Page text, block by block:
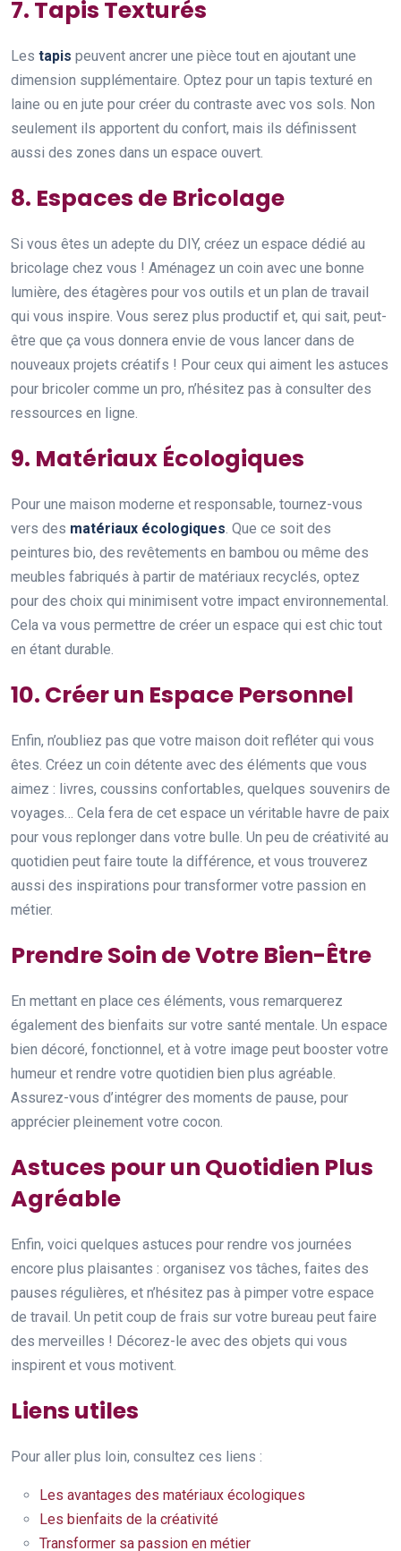
7. Tapis Texturés
Les tapis peuvent ancrer une pièce tout en ajoutant une
dimension supplémentaire. Optez pour un tapis texturé en
laine ou en jute pour créer du contraste avec vos sols. Non
seulement ils apportent du confort, mais ils définissent
aussi des zones dans un espace ouvert.
8. Espaces de Bricolage
Si vous êtes un adepte du DIY, créez un espace dédié au
bricolage chez vous ! Aménagez un coin avec une bonne
lumière, des étagères pour vos outils et un plan de travail
qui vous inspire. Vous serez plus productif et, qui sait, peut-
être que ça vous donnera envie de vous lancer dans de
nouveaux projets créatifs ! Pour ceux qui aiment les astuces
pour bricoler comme un pro, n’hésitez pas à consulter des
ressources en ligne.
9. Matériaux Écologiques
Pour une maison moderne et responsable, tournez-vous
vers des matériaux écologiques. Que ce soit des
peintures bio, des revêtements en bambou ou même des
meubles fabriqués à partir de matériaux recyclés, optez
pour des choix qui minimisent votre impact environnemental.
Cela va vous permettre de créer un espace qui est chic tout
en étant durable.
10. Créer un Espace Personnel
Enfin, n’oubliez pas que votre maison doit refléter qui vous
êtes. Créez un coin détente avec des éléments que vous
aimez : livres, coussins confortables, quelques souvenirs de
voyages… Cela fera de cet espace un véritable havre de paix
pour vous replonger dans votre bulle. Un peu de créativité au
quotidien peut faire toute la différence, et vous trouverez
aussi des inspirations pour transformer votre passion en
métier.
Prendre Soin de Votre Bien-Être
En mettant en place ces éléments, vous remarquerez
également des bienfaits sur votre santé mentale. Un espace
bien décoré, fonctionnel, et à votre image peut booster votre
humeur et rendre votre quotidien bien plus agréable.
Assurez-vous d’intégrer des moments de pause, pour
apprécier pleinement votre cocon.
Astuces pour un Quotidien Plus
Agréable
Enfin, voici quelques astuces pour rendre vos journées
encore plus plaisantes : organisez vos tâches, faites des
pauses régulières, et n’hésitez pas à pimper votre espace
de travail. Un petit coup de frais sur votre bureau peut faire
des merveilles ! Décorez-le avec des objets qui vous
inspirent et vous motivent.
Liens utiles
Pour aller plus loin, consultez ces liens :
Les avantages des matériaux écologiques
Les bienfaits de la créativité
Transformer sa passion en métier